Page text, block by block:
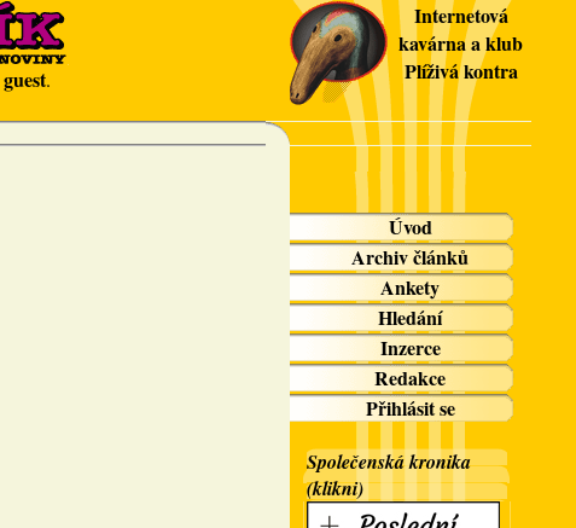
guest.
Internetová
kavárna a klub
Plíživá kontra
Úvod
Archiv článků
Ankety
Hledání
Inzerce
Redakce
Přihlásit se
Společenská kronika
(klikni)